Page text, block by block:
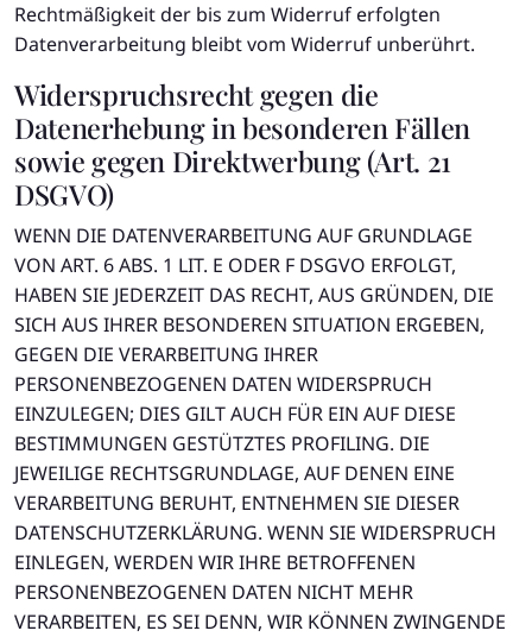
Rechtmäßigkeit der bis zum Widerruf erfolgten
Datenverarbeitung bleibt vom Widerruf unberührt.
Widerspruchsrecht gegen die
Datenerhebung in besonderen Fällen
sowie gegen Direktwerbung (Art. 21
DSGVO)
WENN DIE DATENVERARBEITUNG AUF GRUNDLAGE
VON ART. 6 ABS. 1 LIT. E ODER F DSGVO ERFOLGT,
HABEN SIE JEDERZEIT DAS RECHT, AUS GRÜNDEN, DIE
SICH AUS IHRER BESONDEREN SITUATION ERGEBEN,
GEGEN DIE VERARBEITUNG IHRER
PERSONENBEZOGENEN DATEN WIDERSPRUCH
EINZULEGEN; DIES GILT AUCH FÜR EIN AUF DIESE
BESTIMMUNGEN GESTÜTZTES PROFILING. DIE
JEWEILIGE RECHTSGRUNDLAGE, AUF DENEN EINE
VERARBEITUNG BERUHT, ENTNEHMEN SIE DIESER
DATENSCHUTZERKLÄRUNG. WENN SIE WIDERSPRUCH
EINLEGEN, WERDEN WIR IHRE BETROFFENEN
PERSONENBEZOGENEN DATEN NICHT MEHR
VERARBEITEN, ES SEI DENN, WIR KÖNNEN ZWINGENDE